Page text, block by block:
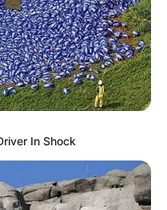
tira, como na foto
In Shock